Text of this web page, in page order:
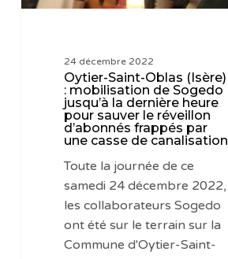
jusqu’à
réveillon
d’abonnés
frappés
24 décembre 2022
Oytier-Saint-Oblas (Isère)
: mobilisation de Sogedo
jusqu’à la dernière heure
pour sauver le réveillon
d’abonnés frappés par
une casse de canalisation
Toute la journée de ce
samedi 24 décembre 2022,
les collaborateurs Sogedo
ont été sur le terrain sur la
Commune d'Oytier-Saint-